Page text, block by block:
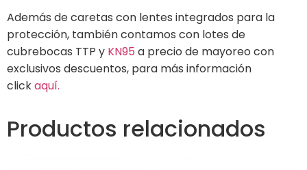
Además de caretas con lentes integrados para la
protección, también contamos con lotes de
cubrebocas TTP y KN95 a precio de mayoreo con
exclusivos descuentos, para más información
clickaquí.
Productos relacionados